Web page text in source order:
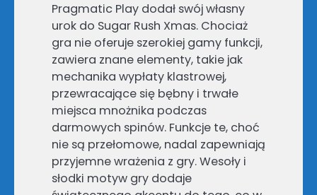
Pragmatic Play dodał swój własny
urok do Sugar Rush Xmas. Chociaż
gra nie oferuje szerokiej gamy funkcji,
zawiera znane elementy, takie jak
mechanika wypłaty klastrowej,
przewracające się bębny i trwałe
miejsca mnożnika podczas
darmowych spinów. Funkcje te, choć
nie są przełomowe, nadal zapewniają
przyjemne wrażenia z gry. Wesoły i
słodki motyw gry dodaje